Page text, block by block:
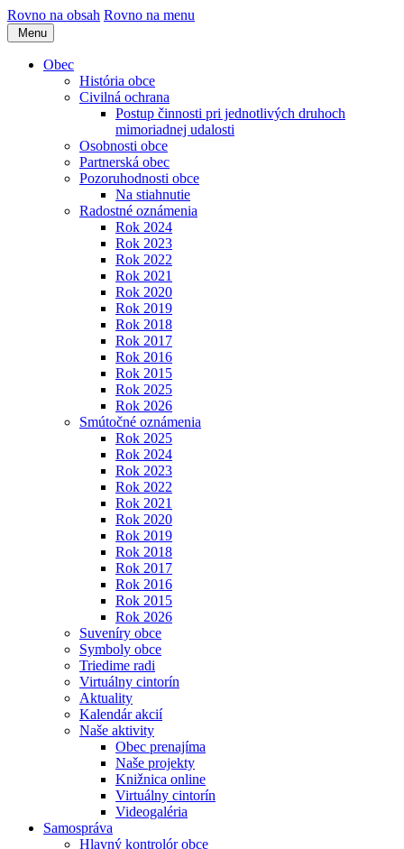
Rovno na obsah Rovno na menu
Menu
Obec
História obce
Civilná ochrana
Postup činnosti pri jednotlivých druhoch
mimoriadnej udalosti
Osobnosti obce
Partnerská obec
Pozoruhodnosti obce
Na stiahnutie
Radostné oznámenia
Rok 2024
Rok 2023
Rok 2022
Rok 2021
Rok 2020
Rok 2019
Rok 2018
Rok 2017
Rok 2016
Rok 2015
Rok 2025
Rok 2026
Smútočné oznámenia
Rok 2025
Rok 2024
Rok 2023
Rok 2022
Rok 2021
Rok 2020
Rok 2019
Rok 2018
Rok 2017
Rok 2016
Rok 2015
Rok 2026
Suveníry obce
Symboly obce
Triedime radi
Virtuálny cintorín
Aktuality
Kalendár akcií
Naše aktivity
Obec prenajíma
Naše projekty
Knižnica online
Virtuálny cintorín
Videogaléria
Samospráva
Hlavný kontrolór obce